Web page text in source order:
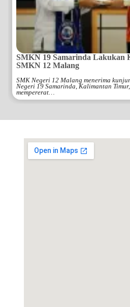
SMKN 19 Samarinda Lakukan
SMKN 12 Malang
SMK Negeri 12 Malang menerima
Negeri 19 Samarinda, Kalimantan
mempererat…